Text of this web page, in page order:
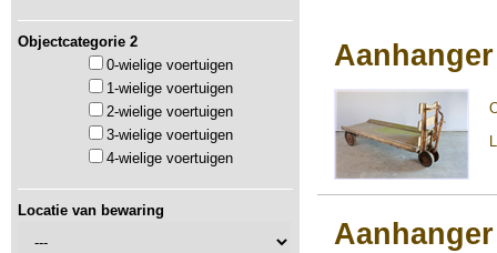
Objectcategorie 2
0-wielige voertuigen
1-wielige voertuigen
2-wielige voertuigen
3-wielige voertuigen
4-wielige voertuigen
Locatie van bewaring